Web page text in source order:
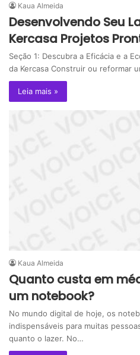
Kaua Almeida
Desenvolvendo Seu
Kercasa Projetos
Seção 1: Descubra a Eficácia e a
da Kercasa Construir ou reformar
Leia mais »
Kaua Almeida
Quanto custa em
um notebook?
No mundo digital de hoje, os
indispensáveis para muitas
quanto o lazer. No…